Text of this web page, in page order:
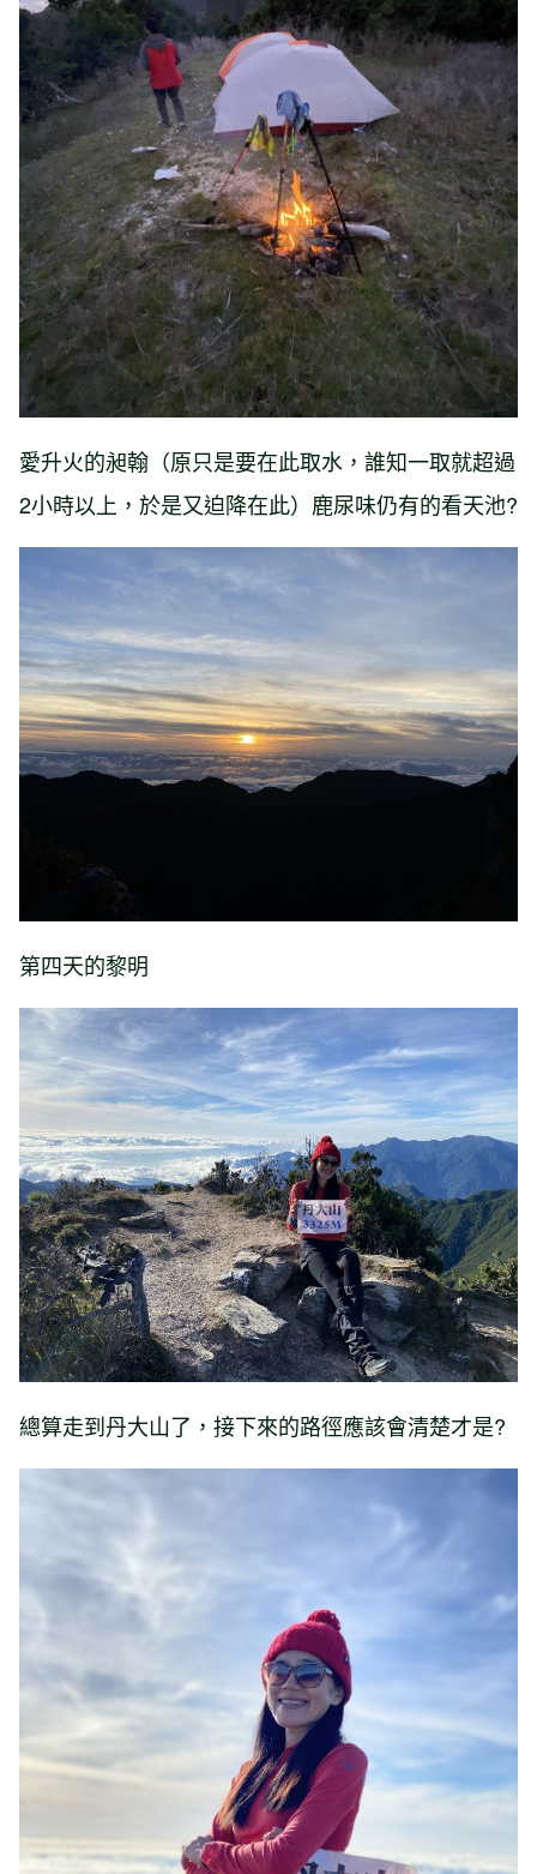
愛升火的昶翰（原只是要在此取水，誰知一取就超過
2小時以上，於是又迫降在此）鹿尿味仍有的看天池?
第四天的黎明
總算走到丹大山了，接下來的路徑應該會清楚才是?